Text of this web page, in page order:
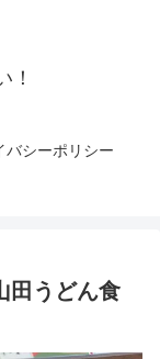
！
バシーポリシー
田うどん食